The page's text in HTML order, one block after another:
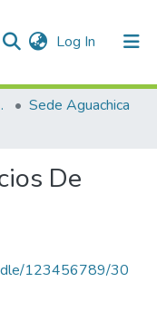
Log In (current)
Sede Aguachica
De
123456789/30